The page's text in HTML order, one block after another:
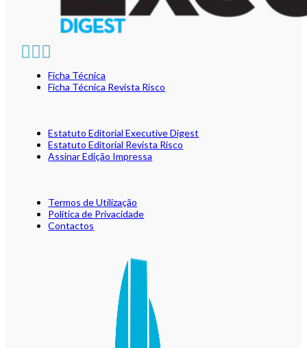
Ficha Técnica
Ficha Técnica Revista Risco
Estatuto Editorial Executive Digest
Estatuto Editorial Revista Risco
Assinar Edição Impressa
Termos de Utilização
Política de Privacidade
Contactos